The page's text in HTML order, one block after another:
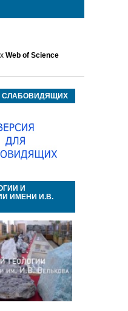
Web of Science
СЛАБОВИДЯЩИХ
И
ИМЕНИ И.В.